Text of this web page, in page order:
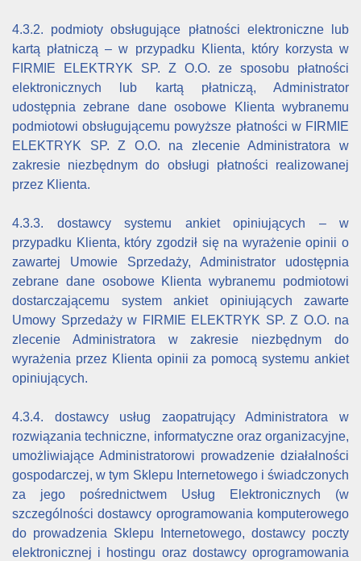
4.3.2. podmioty obsługujące płatności elektroniczne lub
kartą płatniczą – w przypadku Klienta, który korzysta w
FIRMIE ELEKTRYK SP. Z O.O. ze sposobu płatności
elektronicznych lub kartą płatniczą, Administrator
udostępnia zebrane dane osobowe Klienta wybranemu
podmiotowi obsługującemu powyższe płatności w FIRMIE
ELEKTRYK SP. Z O.O. na zlecenie Administratora w
zakresie niezbędnym do obsługi płatności realizowanej
przez Klienta.
4.3.3. dostawcy systemu ankiet opiniujących – w
przypadku Klienta, który zgodził się na wyrażenie opinii o
zawartej Umowie Sprzedaży, Administrator udostępnia
zebrane dane osobowe Klienta wybranemu podmiotowi
dostarczającemu system ankiet opiniujących zawarte
Umowy Sprzedaży w FIRMIE ELEKTRYK SP. Z O.O. na
zlecenie Administratora w zakresie niezbędnym do
wyrażenia przez Klienta opinii za pomocą systemu ankiet
opiniujących.
4.3.4. dostawcy usług zaopatrujący Administratora w
rozwiązania techniczne, informatyczne oraz organizacyjne,
umożliwiające Administratorowi prowadzenie działalności
gospodarczej, w tym Sklepu Internetowego i świadczonych
za jego pośrednictwem Usług Elektronicznych (w
szczególności dostawcy oprogramowania komputerowego
do prowadzenia Sklepu Internetowego, dostawcy poczty
elektronicznej i hostingu oraz dostawcy oprogramowania